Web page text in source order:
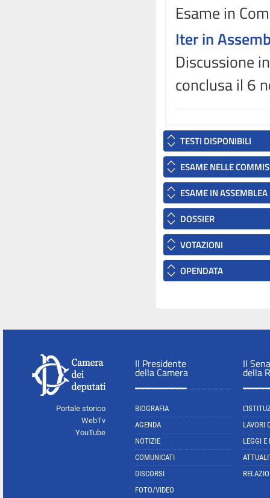
Esame in
Iter in
Discussione
conclusa il 6
TESTI DISPONIBILI
ESAME NELLE
ESAME IN ASSEMBLEA
DOSSIER
VOTAZIONI
OPENDATA
Portale storico
WebTv
YouTube
Il Presidente
della Camera
BIOGRAFIA
AGENDA
NOTIZIE
COMUNICATI
DISCORSI
FOTO/VIDEO
Il
della
LAVORI
LEGGI E